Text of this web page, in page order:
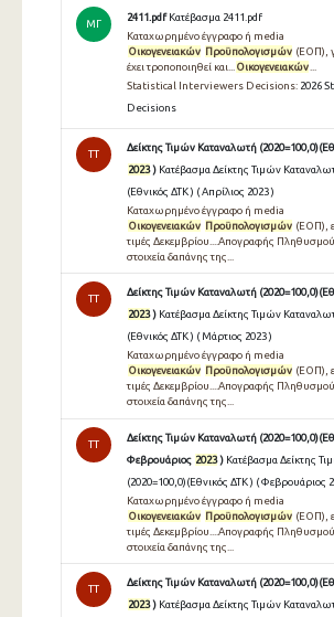
ΜΓ
2411.pdf Κατέβασμα 2411.pdf
Καταχωρημένο έγγραφο ή media
Οικογενειακών Προϋπολογισμών (ΕΟΠ),
έχει τροποποιηθεί και... Οικογενειακών...
Statistical Interviewers Decisions: 2026
Decisions
TT
Δείκτης Τιμών Καταναλωτή
2023) Κατέβασμα Δείκτης Τιμών
(Εθνικός ΔΤΚ ) ( Απρίλιος 2023 )
Καταχωρημένο έγγραφο ή media
Οικογενειακών Προϋπολογισμών (ΕΟΠ),
τιμές Δεκεμβρίου....Απογραφής
στοιχεία δαπάνης της...
TT
Δείκτης Τιμών Καταναλωτή
2023) Κατέβασμα Δείκτης Τιμών
(Εθνικός ΔΤΚ ) ( Μάρτιος 2023 )
Καταχωρημένο έγγραφο ή media
Οικογενειακών Προϋπολογισμών (ΕΟΠ),
τιμές Δεκεμβρίου....Απογραφής
στοιχεία δαπάνης της...
TT
Δείκτης Τιμών Καταναλωτή
Φεβρουάριος 2023) Κατέβασμα Δείκτης
(2020=100,0)(Εθνικός ΔΤΚ ) ( Φεβρουάριος
Καταχωρημένο έγγραφο ή media
Οικογενειακών Προϋπολογισμών (ΕΟΠ),
τιμές Δεκεμβρίου....Απογραφής
στοιχεία δαπάνης της...
TT
Δείκτης Τιμών Καταναλωτή
2023) Κατέβασμα Δείκτης Τιμών